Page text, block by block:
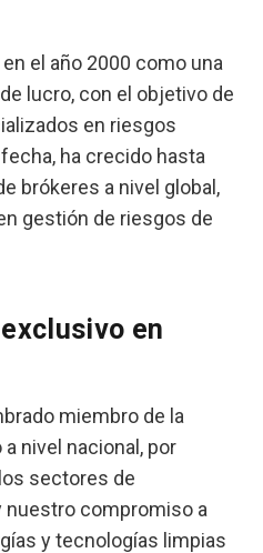
el año 2000 como una
lucro, con el objetivo de
en riesgos
ha crecido hasta
brókeres a nivel global,
gestión de riesgos de
en
miembro de la
nivel nacional, por
sectores de
compromiso a
y tecnologías limpias